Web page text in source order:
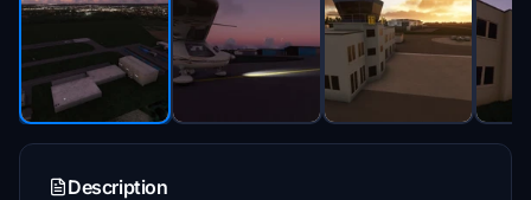
Description